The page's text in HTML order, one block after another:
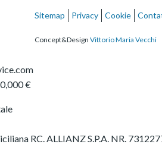
€
RC. ALLIANZ S.P.A. NR.
Sitemap Privacy Cookie
Concept&Design Vittorio Maria Vecchi